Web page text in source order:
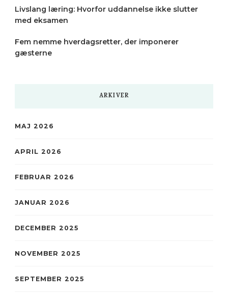
Livslang læring: Hvorfor uddannelse ikke slutter
med eksamen
Fem nemme hverdagsretter, der imponerer
gæsterne
ARKIVER
MAJ 2026
APRIL 2026
FEBRUAR 2026
JANUAR 2026
DECEMBER 2025
NOVEMBER 2025
SEPTEMBER 2025